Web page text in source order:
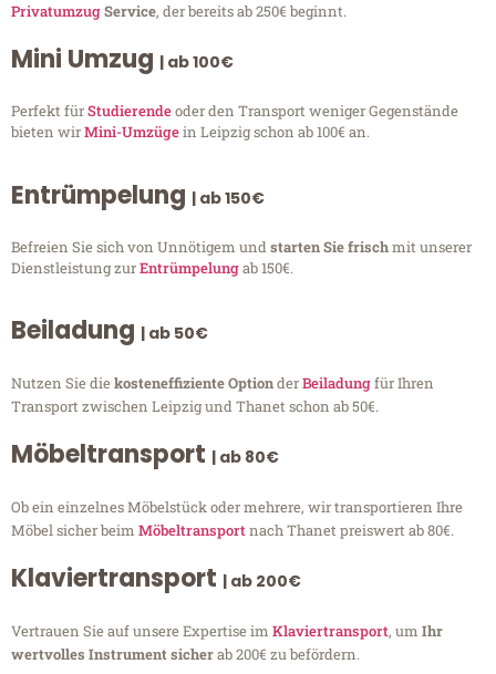
PrivatumzugService, der bereits ab 250€ beginnt.
Mini Umzug | ab 100€
Perfekt fürStudierendeoder den Transport weniger Gegenstände
bieten wirMini-Umzügein Leipzig schon ab 100€ an.
Entrümpelung | ab 150€
Befreien Sie sich von Unnötigem undstarten Sie frischmit unserer
Dienstleistung zurEntrümpelungab 150€.
Beiladung | ab 50€
Nutzen Sie diekosteneffiziente OptionderBeiladungfür Ihren
Transport zwischen Leipzig und Thanet schon ab 50€.
Möbeltransport | ab 80€
Ob ein einzelnes Möbelstück oder mehrere, wir transportieren Ihre
Möbel sicher beim Möbeltransportnach Thanet preiswert ab 80€.
Klaviertransport | ab 200€
Vertrauen Sie auf unsere Expertise im Klaviertransport, um Ihr
wertvolles Instrument sicherab 200€ zu befördern.